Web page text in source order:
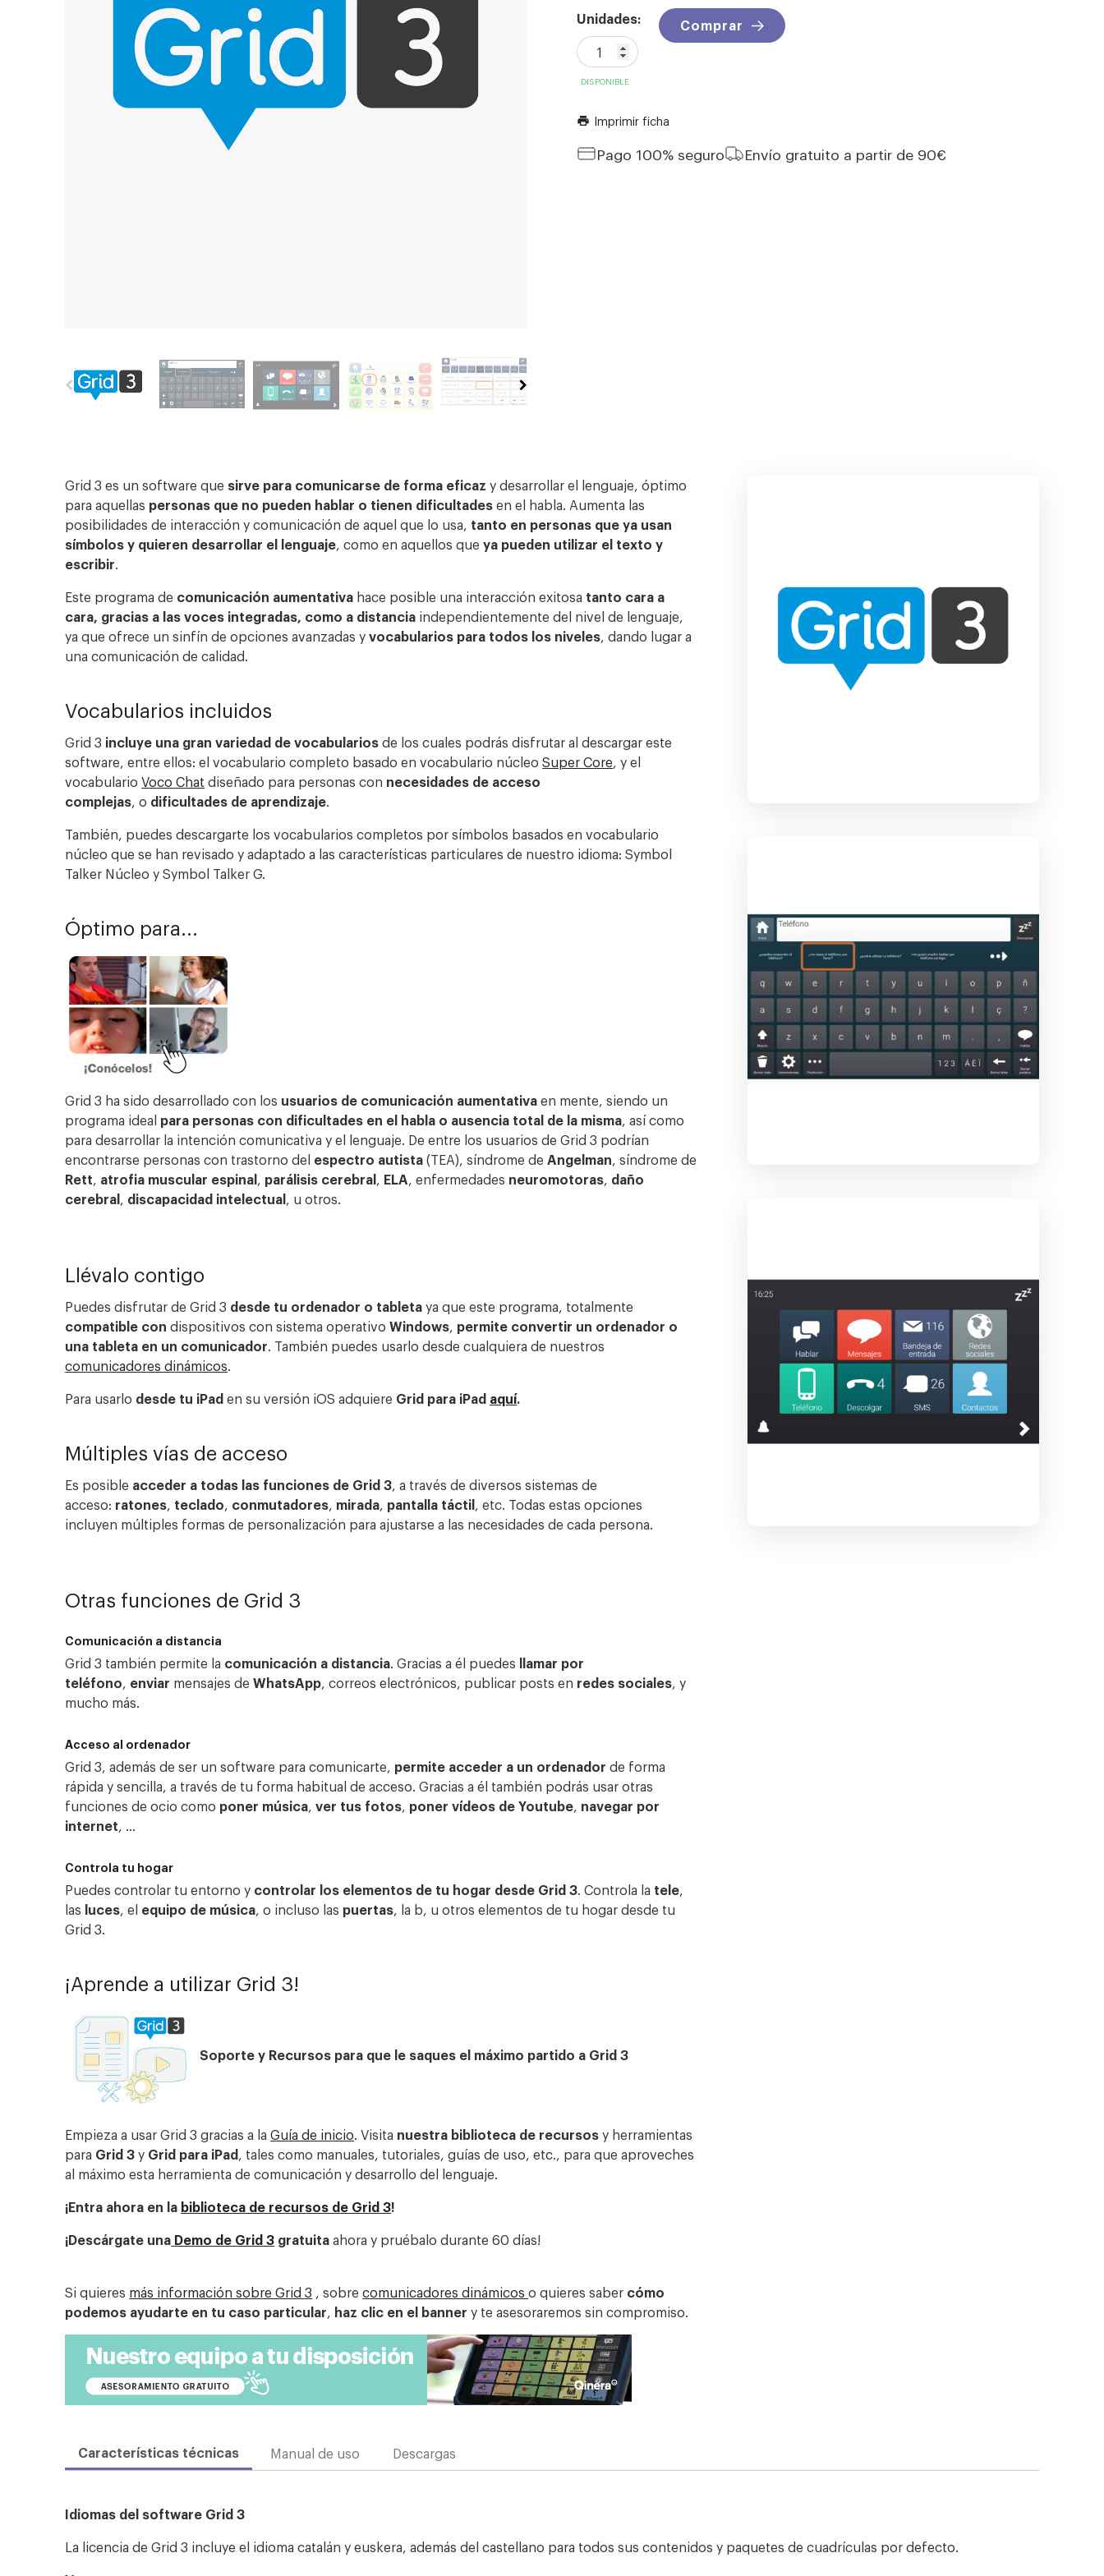
Unidades: Comprar
DISPONIBLE
print Imprimir ficha
Pago 100% seguro Envío gratuito a partir de 90€
Grid 3 es un software que sirve para comunicarse de forma eficaz y desarrollar el lenguaje, óptimo
para aquellas personas que no pueden hablar o tienen dificultadesen el habla. Aumenta las
posibilidades de interacción y comunicación de aquel que lo usa, tanto en personas que ya usan
símbolos y quieren desarrollar el lenguaje, como en aquellos queya pueden utilizar el texto y
escribir.
Este programa de comunicación aumentativa hace posible una interacción exitosa tanto cara a
cara, gracias a las voces integradas, como a distancia independientemente del nivel de lenguaje,
ya que ofrece un sinfín de opciones avanzadas yvocabularios para todos los niveles, dando lugar a
una comunicación de calidad.
Vocabularios incluidos
Grid 3 incluye una gran variedad de vocabulariosde los cuales podrás disfrutar al descargar este
software, entre ellos: el vocabulario completo basado en vocabulario núcleoSuper Core, y el
vocabularioVoco Chat diseñado para personas con necesidades de acceso
complejas, o dificultades de aprendizaje.
También, puedes descargarte los vocabularios completos por símbolos basados en vocabulario
núcleo que se han revisado y adaptado a las características particulares de nuestro idioma: Symbol
Talker Núcleo y Symbol Talker G.
Óptimo para...
Grid 3 ha sido desarrollado con los usuarios de comunicación aumentativaen mente, siendo un
programa ideal para personas con dificultades en el habla o ausencia total de la misma, así como
para desarrollar la intención comunicativa y el lenguaje. De entre los usuarios de Grid 3 podrían
encontrarse personas con trastorno del espectro autista(TEA), síndrome deAngelman, síndrome de
Rett, atrofia muscular espinal, parálisis cerebral, ELA, enfermedades neuromotoras, daño
cerebral, discapacidad intelectual, u otros.
Llévalo contigo
Puedes disfrutar de Grid 3 desde tu ordenador o tabletaya que este programa, totalmente
compatible con dispositivos con sistema operativoWindows, permite convertir un ordenador o
una tableta en un comunicador. También puedes usarlo desde cualquiera de nuestros
comunicadores dinámicos.
Para usarlo desde tu iPaden su versión iOS adquiere Grid para iPad aquí.
Múltiples vías de acceso
Es posible acceder a todas las funciones de Grid 3, a través de diversos sistemas de
acceso: ratones, teclado, conmutadores, mirada, pantalla táctil, etc. Todas estas opciones
incluyen múltiples formas de personalización para ajustarse a las necesidades de cada persona.
Otras funciones de Grid 3
Comunicación a distancia
Grid 3 también permite la comunicación a distancia. Gracias a él puedes llamar por
teléfono, enviar mensajes deWhatsApp, correos electrónicos, publicar posts en redes sociales, y
mucho más.
Acceso al ordenador
Grid 3, además de ser un software para comunicarte, permite acceder a un ordenador de forma
rápida y sencilla, a través de tu forma habitual de acceso. Gracias a él también podrás usar otras
funciones de ocio como poner música,ver tus fotos, poner vídeos de Youtube, navegar por
internet, …
Controla tu hogar
Puedes controlar tu entorno y controlar los elementos de tu hogar desde Grid 3. Controla la tele,
las luces, el equipo de música, o incluso las puertas, la b, u otros elementos de tu hogar desde tu
Grid 3.
¡Aprende a utilizar Grid 3!
Soporte y Recursos para que le saques el máximo partido a Grid 3
Empieza a usar Grid 3 gracias a laGuía de inicio. Visita nuestra biblioteca de recursosy herramientas
para Grid 3y Grid para iPad, tales como manuales, tutoriales, guías de uso, etc., para que aproveches
al máximo esta herramienta de comunicación y desarrollo del lenguaje.
¡Entra ahora en la biblioteca de recursos de Grid 3!
¡Descárgate una Demo de Grid 3 gratuitaahora y pruébalo durante 60 días!
Si quieres más información sobre Grid 3 , sobrecomunicadores dinámicoso quieres saber cómo
podemos ayudarte en tu caso particular, haz clic en el banner y te asesoraremos sin compromiso.
Características técnicas Manual de uso Descargas
Idiomas del software Grid 3
La licencia de Grid 3 incluye el idioma catalán y euskera, además del castellano para todos sus contenidos y paquetes de cuadrículas por defecto.